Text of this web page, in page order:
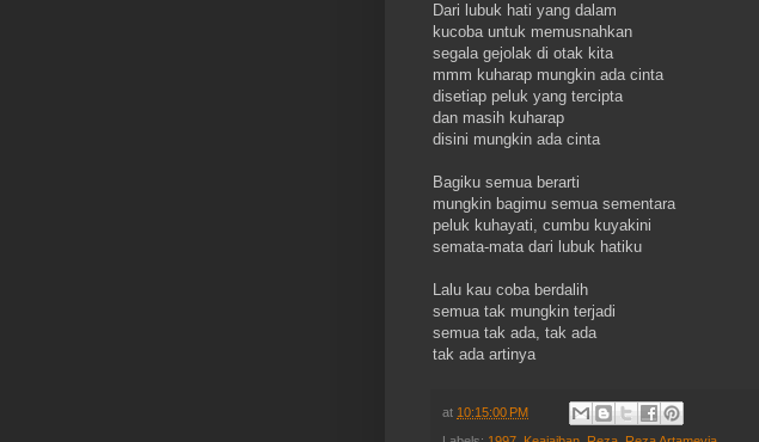
Dari lubuk hati yang dalam
kucoba untuk memusnahkan
segala gejolak di otak kita
mmm kuharap mungkin ada cinta
disetiap peluk yang tercipta
dan masih kuharap
disini mungkin ada cinta
Bagiku semua berarti
mungkin bagimu semua sementara
peluk kuhayati, cumbu kuyakini
semata-mata dari lubuk hatiku
Lalu kau coba berdalih
semua tak mungkin terjadi
semua tak ada, tak ada
tak ada artinya
at 10:15:00 PM